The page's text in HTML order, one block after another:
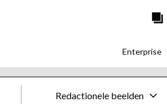
Enterprise
Redactionele beelden